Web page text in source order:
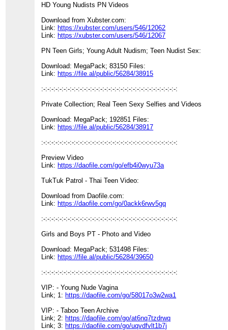
HD Young Nudists PN Videos
Download from Xubster.com:
Link: https://xubster.com/users/546/12062
Link: https://xubster.com/users/546/12067
PN Teen Girls; Young Adult Nudism; Teen Nudist Sex:
Download: MegaPack; 83150 Files:
Link: https://file.al/public/56284/38915
:-:-:-:-:-:-:-:-:-:-:-:-:-:-:-:-:-:-:-:-:-:-:-:-:-:-:-:-:-:-:-:-:-:
Private Collection; Real Teen Sexy Selfies and Videos
Download: MegaPack; 192851 Files:
Link: https://file.al/public/56284/38917
:-:-:-:-:-:-:-:-:-:-:-:-:-:-:-:-:-:-:-:-:-:-:-:-:-:-:-:-:-:-:-:-:-:
Preview Video
Link: https://daofile.com/go/efb4i0wyu73a
TukTuk Patrol - Thai Teen Video:
Download from Daofile.com:
Link: https://daofile.com/go/0ackk6rwv5gq
:-:-:-:-:-:-:-:-:-:-:-:-:-:-:-:-:-:-:-:-:-:-:-:-:-:-:-:-:-:-:-:-:-:
Girls and Boys PT - Photo and Video
Download: MegaPack; 531498 Files:
Link: https://file.al/public/56284/39650
:-:-:-:-:-:-:-:-:-:-:-:-:-:-:-:-:-:-:-:-:-:-:-:-:-:-:-:-:-:-:-:-:-:
VIP: - Young Nude Vagina
Link; 1: https://daofile.com/go/58017o3w2wa1
VIP: - Taboo Teen Archive
Link; 2: https://daofile.com/go/at6nq7tzdrwq
Link; 3: https://daofile.com/go/uqvdfvlt1b7j